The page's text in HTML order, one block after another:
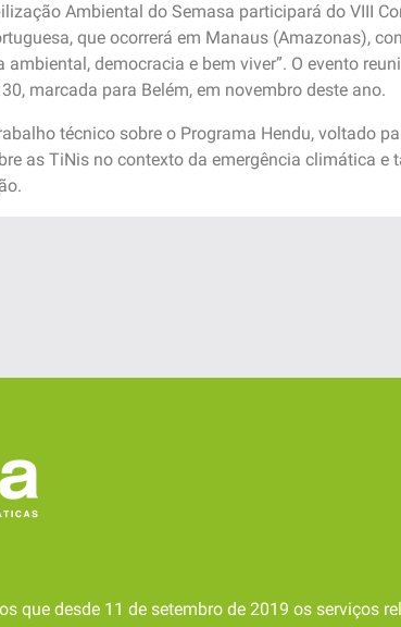
Ambiental do Semasa participará do VIII
que ocorrerá em Manaus (Amazonas),
democracia e bem viver”. O evento
marcada para Belém, em novembro deste ano.
técnico sobre o Programa Hendu, voltado
as TiNis no contexto da emergência climática e
que desde 11 de setembro de 2019 os serviços